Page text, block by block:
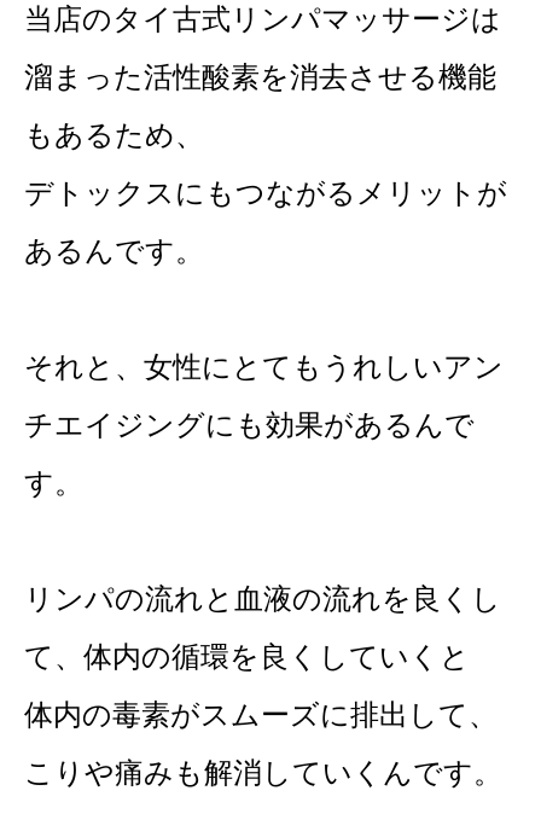
当店のタイ古式リンパマッサージは
溜まった活性酸素を消去させる機能
もあるため、
デトックスにもつながるメリットが
あるんです。
それと、女性にとてもうれしいアン
チエイジングにも効果があるんで
す。
リンパの流れと血液の流れを良くし
て、体内の循環を良くしていくと
体内の毒素がスムーズに排出して、
こりや痛みも解消していくんです。